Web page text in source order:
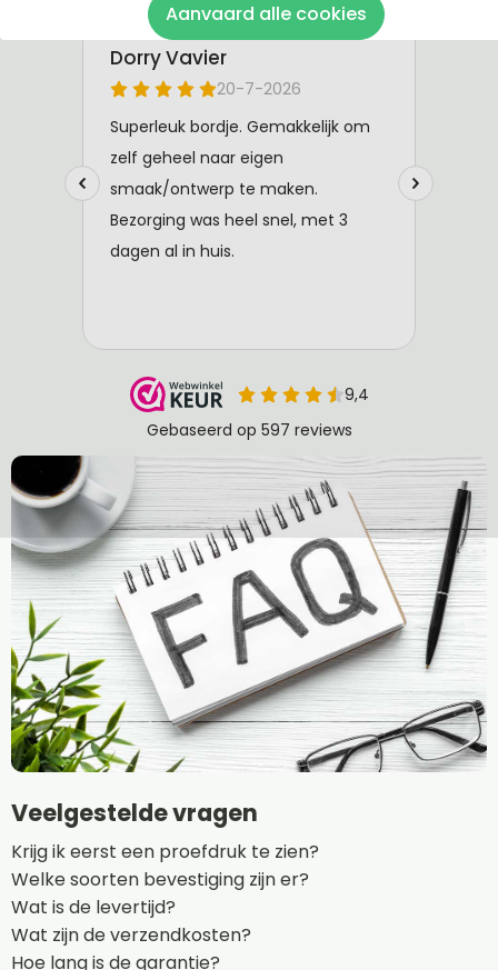
Veelgestelde vragen
Krijg ik eerst een proefdruk te zien?
Welke soorten bevestiging zijn er?
Wat is de levertijd?
Wat zijn de verzendkosten?
Hoe lang is de garantie?
Aanvaard alle cookies